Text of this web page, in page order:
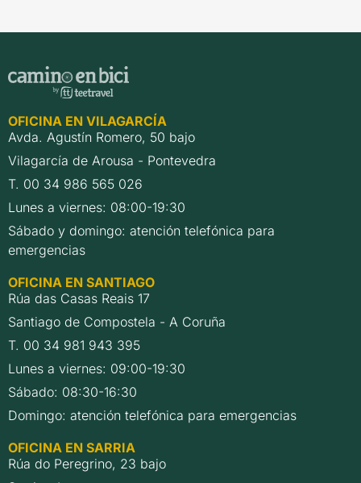
OFICINA EN VILAGARCÍA
Avda. Agustín Romero, 50 bajo
Vilagarcía de Arousa - Pontevedra
T. 00 34 986 565 026
Lunes a viernes: 08:00-19:30
Sábado y domingo: atención telefónica para
emergencias
OFICINA EN SANTIAGO
Rúa das Casas Reais 17
Santiago de Compostela - A Coruña
T. 00 34 981 943 395
Lunes a viernes: 09:00-19:30
Sábado: 08:30-16:30
Domingo: atención telefónica para emergencias
OFICINA EN SARRIA
Rúa do Peregrino, 23 bajo